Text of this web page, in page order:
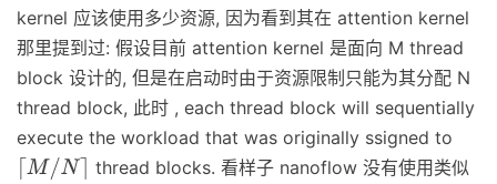
kernel 应该使用多少资源, 因为看到其在 attention kernel
那里提到过: 假设目前 attention kernel 是面向 M thread
block 设计的, 但是在启动时由于资源限制只能为其分配 N
thread block, 此时 , each thread block will sequentially
execute the workload that was originally ssigned to
M/N⌉
thread blocks. 看样子 nanoflow 没有使用类似